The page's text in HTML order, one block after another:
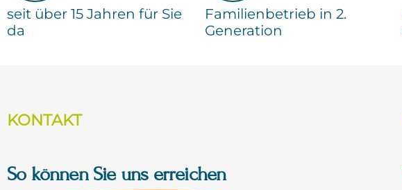
seit über 15 Jahren für Sie
da
Familienbetrieb in 2.
Generation
KONTAKT
So können Sie uns erreichen